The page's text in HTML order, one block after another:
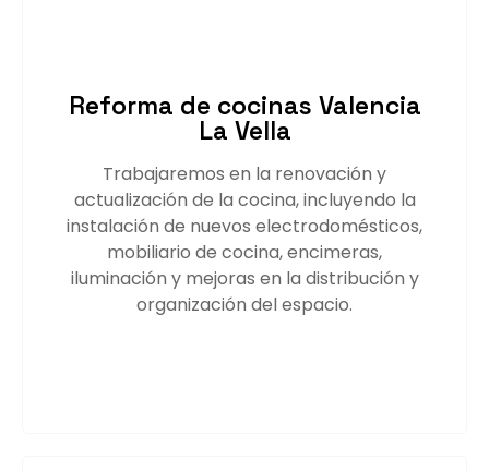
Reforma de cocinas Valencia
La Vella
Trabajaremos en la renovación y
actualización de la cocina, incluyendo la
instalación de nuevos electrodomésticos,
mobiliario de cocina, encimeras,
iluminación y mejoras en la distribución y
organización del espacio.